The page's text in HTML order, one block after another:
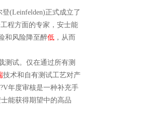
(Leinfelden)正式成立了
程方面的专家，安士能
和风险降至醉低 ，从而
试。仅在通过所有测
技术和自有测试工艺对产
年度审核是一种补充手
能获得期望中的高品